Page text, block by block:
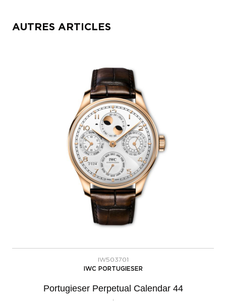
AUTRES ARTICLES
IW503701
IWC PORTUGIESER
Portugieser Perpetual Calendar 44